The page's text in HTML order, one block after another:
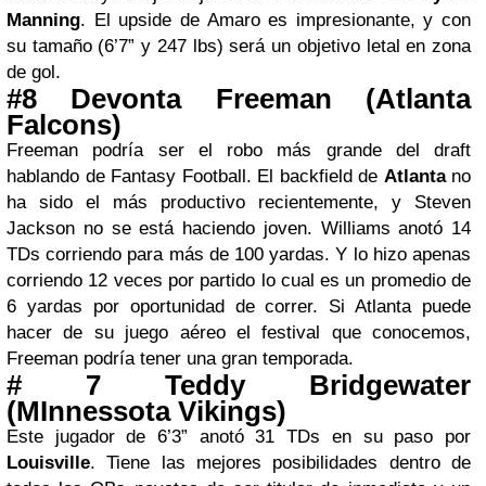
Manning. El upside de Amaro es impresionante, y con
su tamaño (6’7” y 247 lbs) será un objetivo letal en zona
de gol.
#8 Devonta Freeman (Atlanta
Falcons)
Freeman podría ser el robo más grande del draft
hablando de Fantasy Football. El backfield de Atlantano
ha sido el más productivo recientemente, y Steven
Jackson no se está haciendo joven. Williams anotó 14
TDs corriendo para más de 100 yardas. Y lo hizo apenas
corriendo 12 veces por partido lo cual es un promedio de
6 yardas por oportunidad de correr. Si Atlanta puede
hacer de su juego aéreo el festival que conocemos,
Freeman podría tener una gran temporada.
# 7 Teddy Bridgewater
(MInnessota Vikings)
Este jugador de 6’3” anotó 31 TDs en su paso por
Louisville. Tiene las mejores posibilidades dentro de